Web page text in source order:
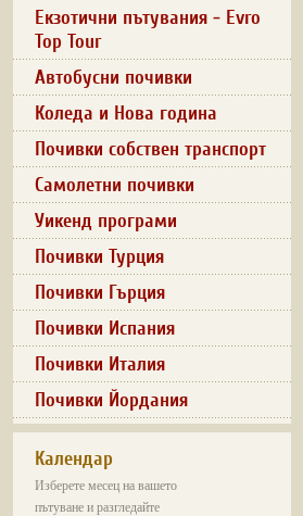
Екзотични пътувания - Evro
Top Tour
Автобусни почивки
Коледа и Нова година
Почивки собствен транспорт
Самолетни почивки
Уикенд програми
Почивки Турция
Почивки Гърция
Почивки Испания
Почивки Италия
Почивки Йордания
Календар
Изберете месец на вашето
пътуване и разгледайте